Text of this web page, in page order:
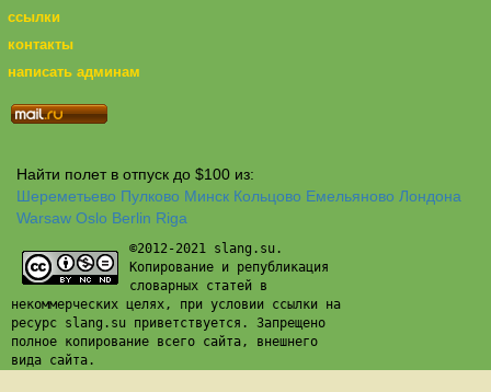
ссылки
контакты
написать админам
Найти полет в отпуск до $100 из:
Шереметьево Пулково Минск Кольцово Емельяново Лондона
Warsaw Oslo Berlin Riga
©2012-2021 slang.su.
Копирование и републикация
словарных статей в
некоммерческих целях, при условии ссылки на
ресурс slang.su приветствуется. Запрещено
полное копирование всего сайта, внешнего
вида сайта.